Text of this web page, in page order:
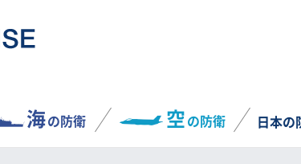
海の防衛 空の防衛 日本の